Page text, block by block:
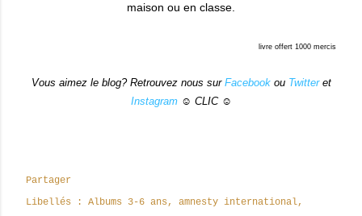
maison ou en classe.
livre offert 1000 mercis
Vous aimez le blog? Retrouvez nous sur Facebookou Twitteret
Instagram☺ CLIC ☺
Partager
Libellés :
Albums 3-6 ans
amnesty international